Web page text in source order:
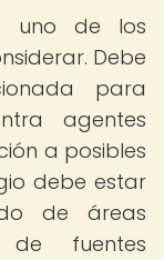
uno de los
Debe
para
agentes
a posibles
debe estar
de áreas
fuentes